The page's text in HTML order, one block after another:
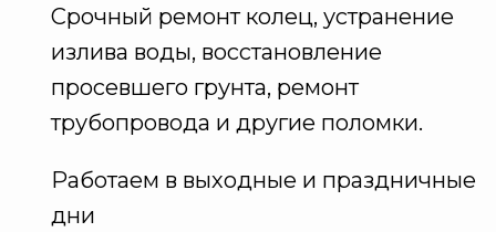
Срочный ремонт колец, устранение
излива воды, восстановление
просевшего грунта, ремонт
трубопровода и другие поломки.
Работаем в выходные и праздничные
дни